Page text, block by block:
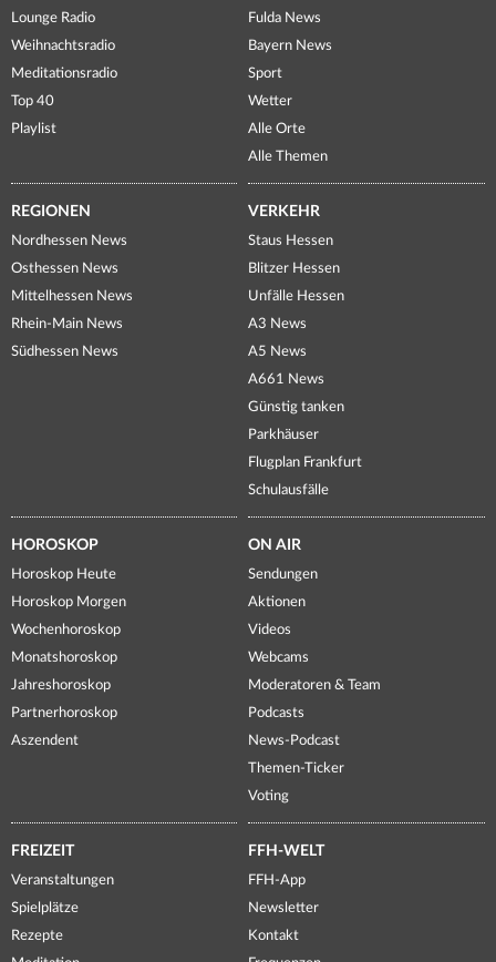
Lounge Radio
Weihnachtsradio
Meditationsradio
Top 40
Playlist
Fulda News
Bayern News
Sport
Wetter
Alle Orte
Alle Themen
REGIONEN
Nordhessen News
Osthessen News
Mittelhessen News
Rhein-Main News
Südhessen News
VERKEHR
Staus Hessen
Blitzer Hessen
Unfälle Hessen
A3 News
A5 News
A661 News
Günstig tanken
Parkhäuser
Flugplan Frankfurt
Schulausfälle
HOROSKOP
Horoskop Heute
Horoskop Morgen
Wochenhoroskop
Monatshoroskop
Jahreshoroskop
Partnerhoroskop
Aszendent
ON AIR
Sendungen
Aktionen
Videos
Webcams
Moderatoren & Team
Podcasts
News-Podcast
Themen-Ticker
Voting
FREIZEIT
Veranstaltungen
Spielplätze
Rezepte
FFH-WELT
FFH-App
Newsletter
Kontakt